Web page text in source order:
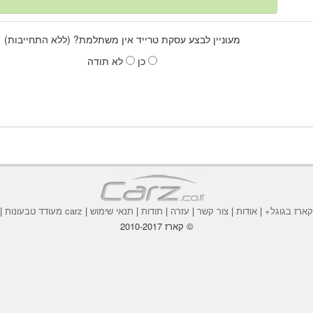
מעוניין לבצע עסקת טרייד אין משתלמת? (ללא התחייבות)
כן
לא תודה
קארז בגוגל+ | אודות | צור קשר | עזרה | תודות | תנאי שימוש | carz מעודד טבעונות |
© קארז 2010-2017